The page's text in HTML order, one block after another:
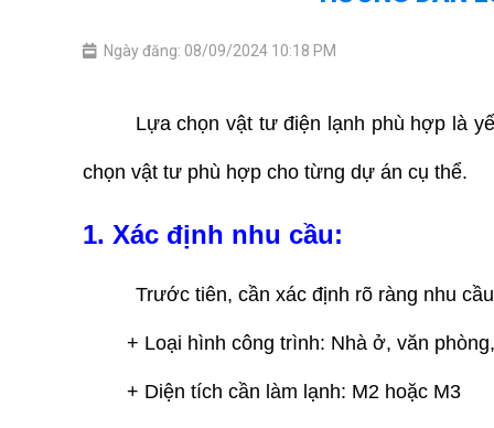
Ngày đăng: 08/09/2024 10:18 PM
Lựa chọn vật tư điện lạnh phù hợp là
chọn vật tư phù hợp cho từng dự án cụ thể.
1. Xác định nhu cầu:
Trước tiên, cần xác định rõ ràng nhu
+ Loại hình công trình: Nhà ở, văn
+ Diện tích cần làm lạnh: M2 hoặc M3